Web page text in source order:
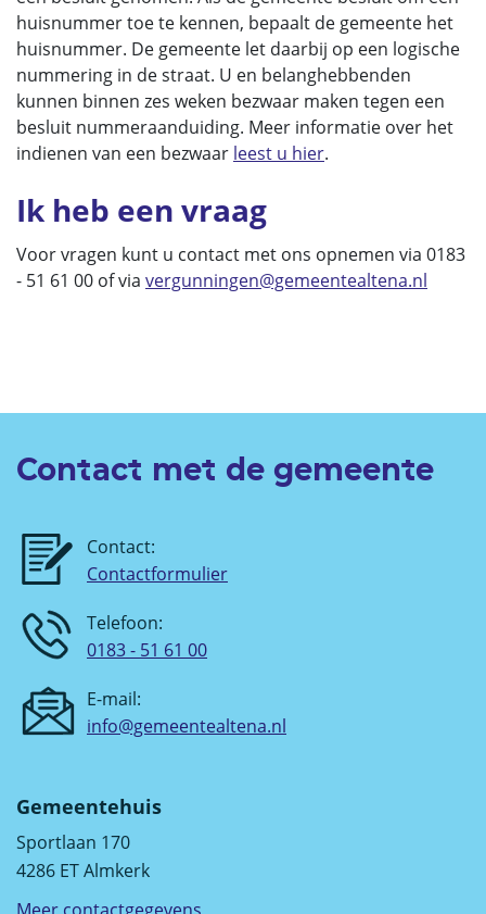
huisnummer toe te kennen, bepaalt de gemeente het
huisnummer. De gemeente let daarbij op een logische
nummering in de straat. U en belanghebbenden
kunnen binnen zes weken bezwaar maken tegen een
besluit nummeraanduiding. Meer informatie over het
indienen van een bezwaar leest u hier.
Ik heb een vraag
Voor vragen kunt u contact met ons opnemen via 0183
- 51 61 00 of via vergunningen@gemeentealtena.nl
Contact met de gemeente
Contact:
Contactformulier
Telefoon:
0183 - 51 61 00
E-mail:
info@gemeentealtena.nl
Gemeentehuis
Sportlaan 170
4286 ET Almkerk